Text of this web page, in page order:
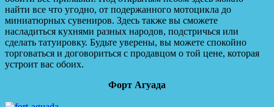
найти все что угодно, от подержанного мотоцикла до
миниатюрных сувениров. Здесь также вы сможете
насладиться кухнями разных народов, подстричься или
сделать татуировку. Будьте уверены, вы можете спокойно
торговаться и договориться с продавцом о той цене, которая
устроит вас обоих.
Форт Агуада